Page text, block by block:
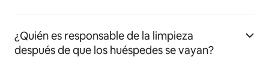
¿Quién es responsable de la limpieza
después de que los huéspedes se vayan?